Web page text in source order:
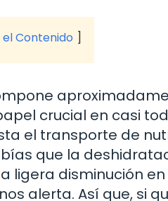
Contenido
crucial en casi
el transporte de
que la
ligera disminución
alerta. Así que, si